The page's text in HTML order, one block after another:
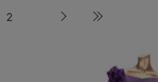
2